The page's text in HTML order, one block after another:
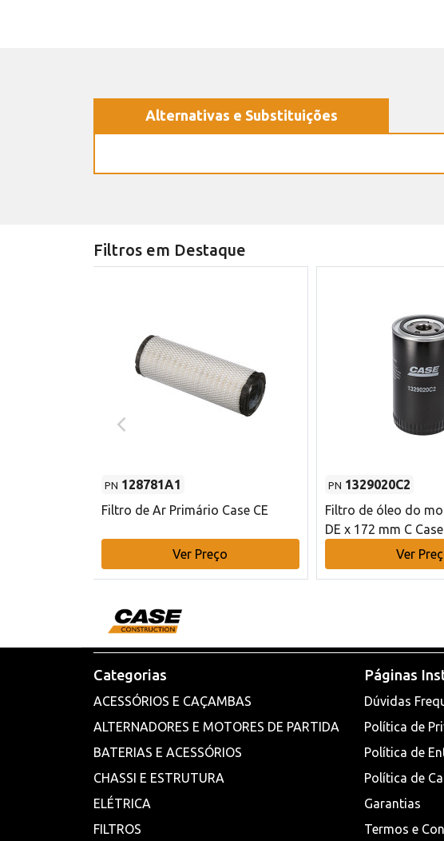
Alternativas e Substituições
Filtros em Destaque
PN 128781A1
Filtro de Ar Primário Case CE
Ver Preço
PN 1329020C2
Filtro de óleo do
DE x 172 mm C Case
Ver
Categorias
ACESSÓRIOS E CAÇAMBAS
ALTERNADORES E MOTORES DE PARTIDA
BATERIAS E ACESSÓRIOS
CHASSI E ESTRUTURA
ELÉTRICA
FILTROS
Páginas
Dúvidas
Política de
Política de
Política de
Garantias
Termos e